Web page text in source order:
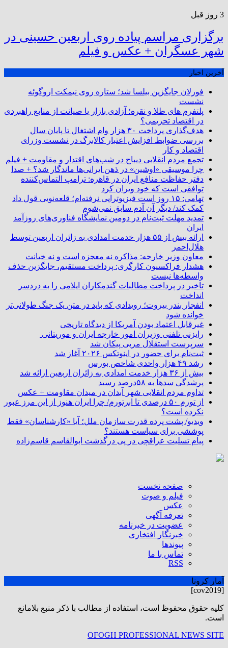
3 روز قبل
برگزاری مراسم پیاده روی اربعین حسینی در
شهر عسگران + عکس و فیلم
آخرین اخبار
فورلان جایگزین بیلسا شد؛ ستاره روی نیمکت اروگوئه
نشست
پلتفرم ‌های طلا و نقره؛ آزادی بازار یا صیانت از منابع راهبردی
در اقتصاد تحریمی؟
هدف‌گذاری پرداخت ۳۰ هزار وام اشتغال تا پایان سال
بررسی ضوابط افزایش اعتبار کالابرگ در نشست وزرای
اقتصاد و کار
تجمع مردم انقلابی دیباج در شب‌های اقتدار و مقاومت + فیلم
چرا موسیقی «اوشین» در ذهن ایرانی‌ها ماندگار شد؟ + صدا
دفتر حفاظت منافع ایران در قاهره: ترامپ التماس‌کننده
توافقی است که خود ویران کرد
تهامی: ۱۵ روز است فیزیوتراپی نرفته‌ام؛ قلعه‌نویی قول داد
کمک کند/ دیگر آن آدم سابق نمی‌شوم
تمدید مهلت ثبت‌نام در دومین نمایشگاه فناوری‌های روزآمد
ایران
ارائه بیش از ۵۵ هزار خدمت امدادی به زائران اربعین توسط
هلال‌احمر
معاون وزیر خارجه: مذاکره نه معجزه است و نه خیانت
هشدار فراکسیون کارگری: پرداخت مستقیم، جایگزین حذف
واسطه‌ها نیست
تاخیر در پرداخت مطالبات گندمکاران ایلامی را به دردسر
انداخت
انفجار بندر بیروت؛ رویدادی که باید در متن یک جنگ طولانی‌تر
خوانده شود
غیرقابل اعتماد بودن آمریکا از دیدگاه تاریخی
رایزنی تلفنی وزیران امور خارجه ایران و موریتانی
سرپرست استقلال مربی پیکان شد
ثبت‌نام برای حضور در اینوتکس ۲۰۲۶ آغاز شد
رشد ۴۹ هزار واحدی شاخص بورس
بیش از ۳۶ هزار خدمت امدادی به زائران اربعین ارائه شد
پرشدگی سدها به ۵۸درصد رسید
تداوم مردم انقلابی شهر آبدان در میدان مقاومت + عکس
از تورم ۵۰ درصدی تا ابرتورم/ چرا ایران هنوز از این مرز عبور
نکرده است؟
ویدیو/ پشت پرده قدرت سازمان ملل؛ آیا «کارشناسان» فقط
پوششی برای سیاست هستند؟
پیام تسلیت عراقچی در پی درگذشت ابوالقاسم قاسم‌زاده
صفحه نخست
فیلم و صوت
عکس
تعرفه آگهی
عضویت در خبرنامه
خبرنگار افتخاری
پیوندها
تماس با ما
RSS
آمار کرونا
[cov2019]
كليه حقوق محفوظ است، استفاده از مطالب با ذكر منبع بلامانع
است.
OFOGH PROFESSIONAL NEWS SITE